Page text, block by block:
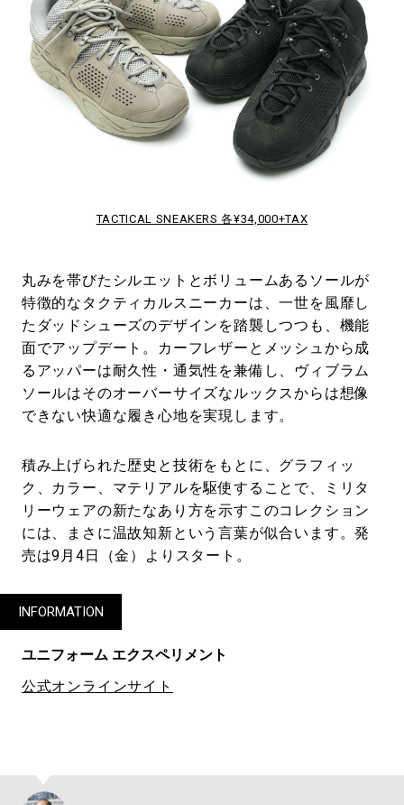
TACTICAL SNEAKERS 各¥34,000+TAX
丸みを帯びたシルエットとボリュームあるソールが
特徴的なタクティカルスニーカーは、一世を風靡し
たダッドシューズのデザインを踏襲しつつも、機能
面でアップデート。カーフレザーとメッシュから成
るアッパーは耐久性・通気性を兼備し、ヴィブラム
ソールはそのオーバーサイズなルックスからは想像
できない快適な履き心地を実現します。
積み上げられた歴史と技術をもとに、グラフィッ
ク、カラー、マテリアルを駆使することで、ミリタ
リーウェアの新たなあり方を示すこのコレクション
には、まさに温故知新という言葉が似合います。発
売は9月4日（金）よりスタート。
INFORMATION
ユニフォーム エクスペリメント
公式オンラインサイト